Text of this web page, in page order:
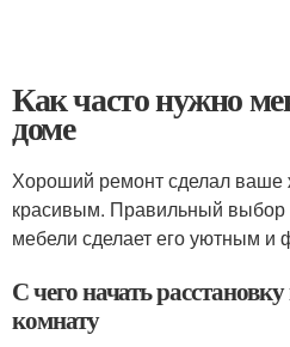
Как часто нужно
доме
Хороший ремонт сделал
красивым. Правильный выбор
мебели сделает его уютным и
С чего начать
комнату